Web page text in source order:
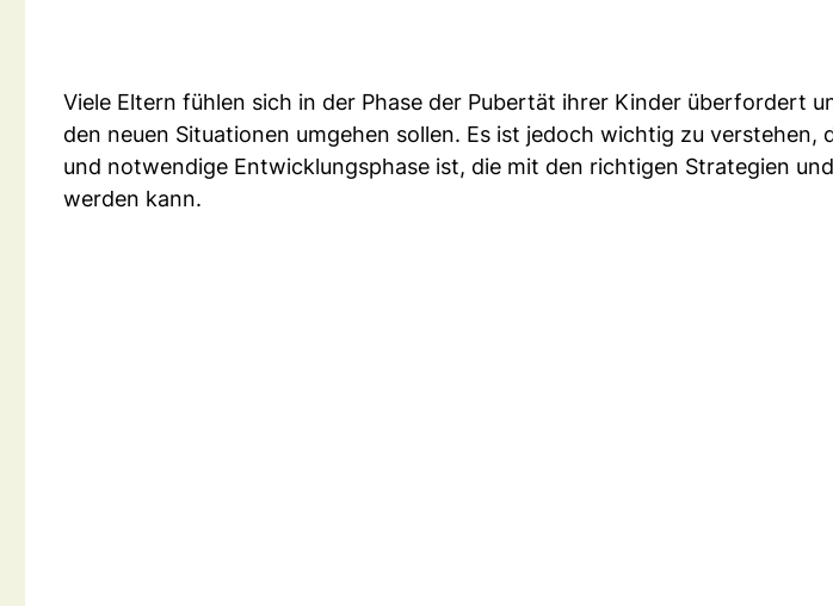
Viele Eltern fühlen sich in der Phase der Pubertät ihrer Kinder überfordert
den neuen Situationen umgehen sollen. Es ist jedoch wichtig zu verstehen,
und notwendige Entwicklungsphase ist, die mit den richtigen Strategien
werden kann.